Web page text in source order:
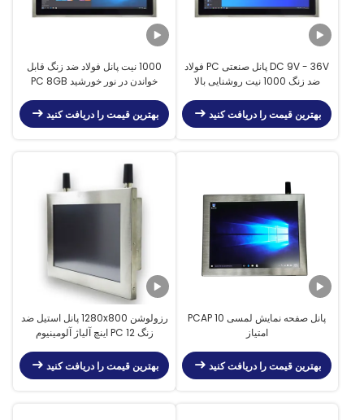
DC 9V - 36V پانل صنعتی PC فولاد
ضد زنگ 1000 نیت روشنایی بالا
بهترین قیمت را دریافت کنید
1000 نیت پانل فولاد ضد زنگ قابل
خواندن در نور خورشید PC 8GB
بهترین قیمت را دریافت کنید
پانل صفحه نمایش لمسی PCAP 10
امتیاز
بهترین قیمت را دریافت کنید
رزولوشن 1280x800 پانل استیل ضد
زنگ PC 12 اینچ آلیاژ آلومینیوم
بهترین قیمت را دریافت کنید